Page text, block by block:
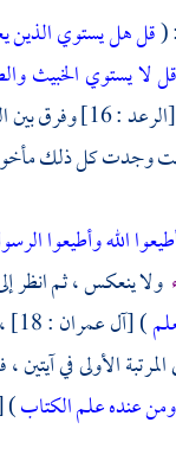
(قل هل يستوي الذين
قل لا يستوي الخبيث
وفرق بين النور والظلمة فقال : (
وجدت كل ذلك
الله وأطيعوا
ولا ينعكس ، ثم انظر
) [آل عمران : 18] ، وقال : (
الأولى في آيتين
عنده علم الكتاب)